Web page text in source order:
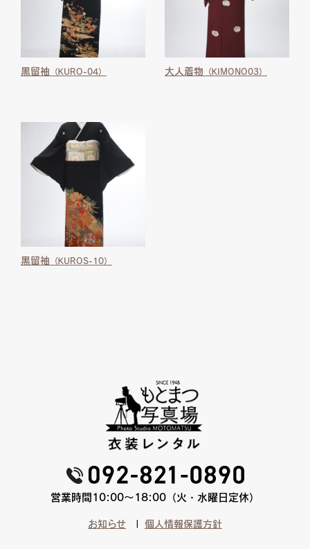
黒留袖 （KURO-04） 大人着物 （KIMONO03）
黒留袖 （KUROS-10）
営業時間10:00〜18:00（火・水曜日定休）
お知らせ 個人情報保護方針